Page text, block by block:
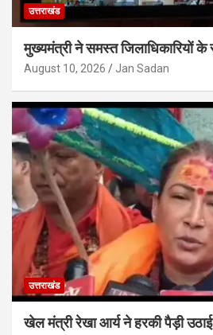
उत्तराखंड
मुख्यमंत्री ने समस्त जिलाधिकारियों
August 10, 2026 Jan Sadan
उत्तराखंड
खेल मंत्री रेखा आर्य ने हरकी पैड़ी